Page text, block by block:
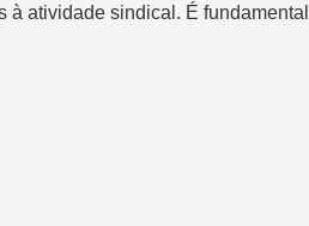
atividade sindical. É